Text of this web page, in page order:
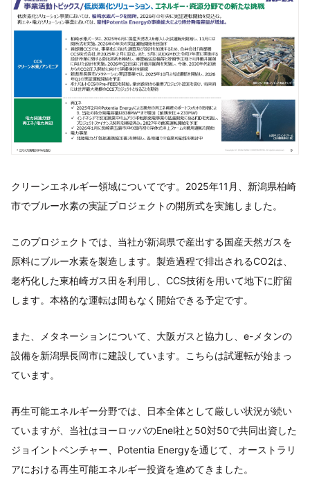
クリーンエネルギー領域についてです。2025年11月、新潟県柏崎
市でブルー水素の実証プロジェクトの開所式を実施しました。
このプロジェクトでは、当社が新潟県で産出する国産天然ガスを
原料にブルー水素を製造します。製造過程で排出されるCO2は、
老朽化した東柏崎ガス田を利用し、CCS技術を用いて地下に貯留
します。本格的な運転は間もなく開始できる予定です。
また、メタネーションについて、大阪ガスと協力し、e-メタンの
設備を新潟県長岡市に建設しています。こちらは試運転が始まっ
ています。
再生可能エネルギー分野では、日本全体として厳しい状況が続い
ていますが、当社はヨーロッパのEnel社と50対50で共同出資した
ジョイントベンチャー、Potentia Energyを通じて、オーストラリ
アにおける再生可能エネルギー投資を進めてきました。